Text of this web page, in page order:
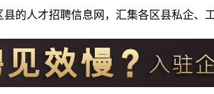
的人才招聘信息网，汇集各区县私企